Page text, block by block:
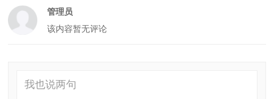
管理员
该内容暂无评论